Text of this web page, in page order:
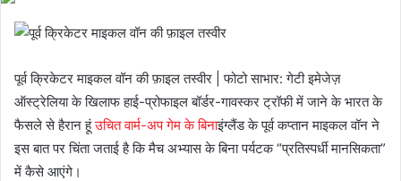
पूर्व क्रिकेटर माइकल वॉन की फ़ाइल तस्वीर | फोटो साभार: गेटी इमेजेज़
ऑस्ट्रेलिया के खिलाफ हाई-प्रोफाइल बॉर्डर-गावस्कर ट्रॉफी में जाने के भारत के
फैसले से हैरान हूंउचित वार्म-अप गेम के बिनाइंग्लैंड के पूर्व कप्तान माइकल वॉन ने
इस बात पर चिंता जताई है कि मैच अभ्यास के बिना पर्यटक “प्रतिस्पर्धी मानसिकता”
में कैसे आएंगे।